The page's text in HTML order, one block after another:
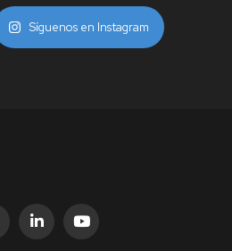
Síguenos en Instagram